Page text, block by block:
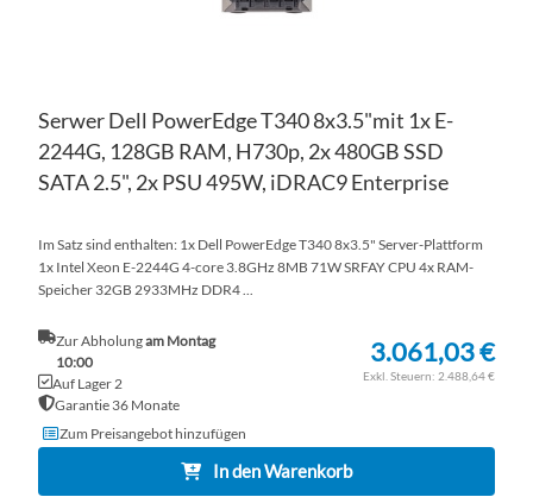
Serwer Dell PowerEdge T340 8x3.5"mit 1x E-
2244G, 128GB RAM, H730p, 2x 480GB SSD
SATA 2.5", 2x PSU 495W, iDRAC9 Enterprise
Im Satz sind enthalten: 1x Dell PowerEdge T340 8x3.5" Server-Plattform
1x Intel Xeon E-2244G 4-core 3.8GHz 8MB 71W SRFAY CPU 4x RAM-
Speicher 32GB 2933MHz DDR4 ...
Zur Abholungam Montag
10:00
Auf Lager 2
Garantie 36 Monate
3.061,03 €
2.488,64 €
Zum Preisangebot hinzufügen
In den Warenkorb